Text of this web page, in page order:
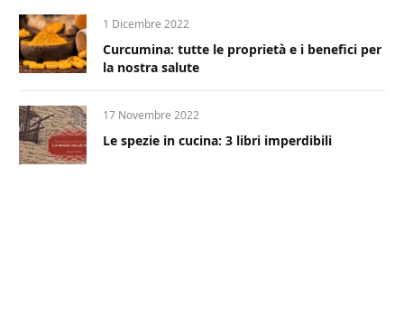
1 Dicembre 2022
Curcumina: tutte le proprietà e i benefici per
la nostra salute
17 Novembre 2022
Le spezie in cucina: 3 libri imperdibili